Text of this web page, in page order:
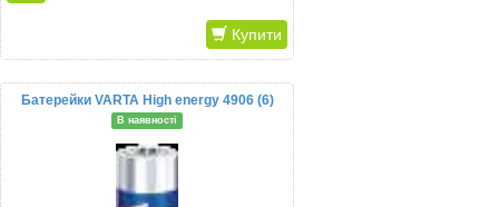
Купити
Батерейки VARTA High energy 4906 (6)
В наявності